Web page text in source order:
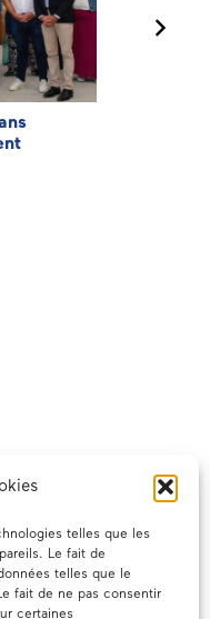
telles que les
Le fait de
telles que le
fait de ne pas consentir
certaines